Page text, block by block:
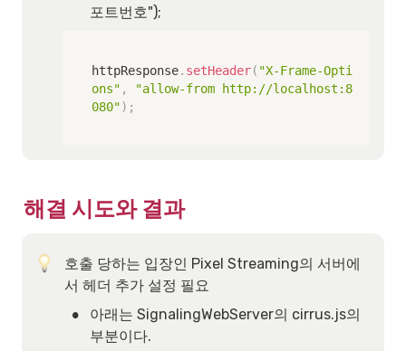
포트번호");
httpResponse. setHeader( "X-Frame-Opti
ons" ,
"allow-from http://localhost:8
080") ;
해결 시도와 결과
호출 당하는 입장인 Pixel Streaming의 서버에
서 헤더 추가 설정 필요
•
아래는 SignalingWebServer의 cirrus.js의
부분이다.